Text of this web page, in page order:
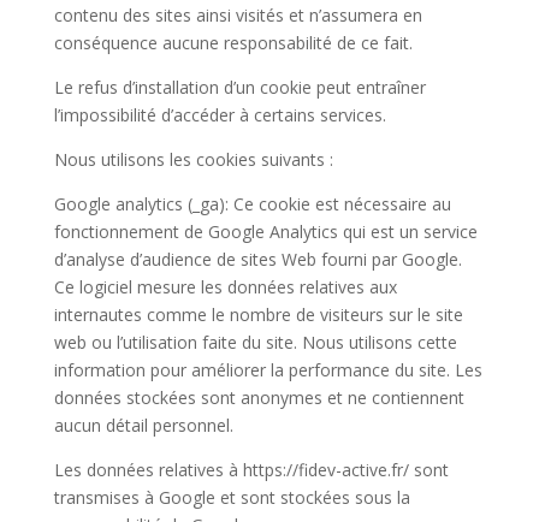
contenu des sites ainsi visités et n’assumera en
conséquence aucune responsabilité de ce fait.
Le refus d’installation d’un cookie peut entraîner
l’impossibilité d’accéder à certains services.
Nous utilisons les cookies suivants :
Google analytics (_ga): Ce cookie est nécessaire au
fonctionnement de Google Analytics qui est un service
d’analyse d’audience de sites Web fourni par Google.
Ce logiciel mesure les données relatives aux
internautes comme le nombre de visiteurs sur le site
web ou l’utilisation faite du site. Nous utilisons cette
information pour améliorer la performance du site. Les
données stockées sont anonymes et ne contiennent
aucun détail personnel.
Les données relatives à https://fidev-active.fr/ sont
transmises à Google et sont stockées sous la